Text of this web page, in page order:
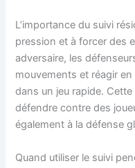
L’importance du suivi
pression et à forcer des
adversaire, les
mouvements et réagir
dans un jeu rapide.
défendre contre des
également à la défense
Quand utiliser le suivi